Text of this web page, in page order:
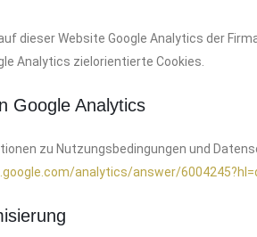
dieser Website Google Analytics der
Analytics zielorientierte Cookies.
Google Analytics
zu Nutzungsbedingungen und
analytics/answer/